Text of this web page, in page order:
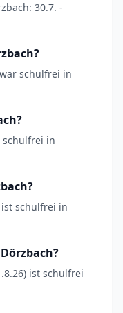
30.7. -
schulfrei in
schulfrei in
ist schulfrei in
ist schulfrei